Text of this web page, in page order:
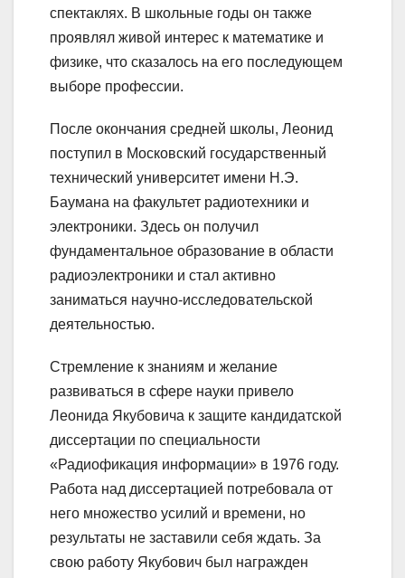
спектаклях. В школьные годы он также
проявлял живой интерес к математике и
физике, что сказалось на его последующем
выборе профессии.
После окончания средней школы, Леонид
поступил в Московский государственный
технический университет имени Н.Э.
Баумана на факультет радиотехники и
электроники. Здесь он получил
фундаментальное образование в области
радиоэлектроники и стал активно
заниматься научно-исследовательской
деятельностью.
Стремление к знаниям и желание
развиваться в сфере науки привело
Леонида Якубовича к защите кандидатской
диссертации по специальности
«Радиофикация информации» в 1976 году.
Работа над диссертацией потребовала от
него множество усилий и времени, но
результаты не заставили себя ждать. За
свою работу Якубович был награжден